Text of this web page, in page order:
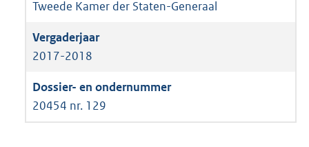
Tweede Kamer der Staten-Generaal
2017-2018
20454 nr. 129